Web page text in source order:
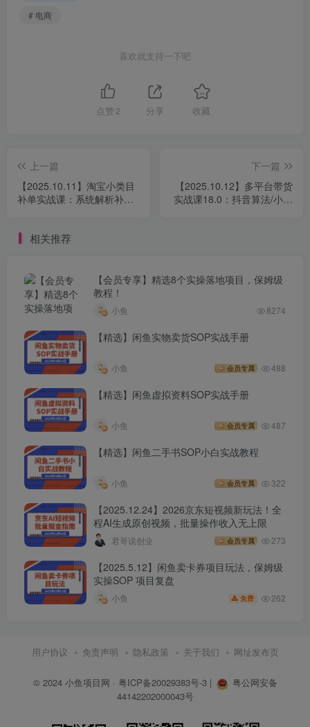
# 电商
喜欢就支持一下吧
点赞 2 分享 收藏
上一篇
【2025.10.11】淘宝小类目
补单实战课：系统解析补单
下一篇
【2025.10.12】多平台带货
实战课18.0：抖音算法/小红
相关推荐
【会员专享】精选8个实操落地项目，保姆级
教程！
小鱼 8274
【精选】闲鱼实物卖货SOP实战手册
小鱼 会员专属 488
【精选】闲鱼虚拟资料SOP实战手册
小鱼 会员专属 487
【精选】闲鱼二手书SOP小白实战教程
小鱼 会员专属 322
【2025.12.24】2026京东短视频新玩法！全
程AI生成原创视频，批量操作收入无上限
君哥说创业 会员专属 273
【2025.5.12】闲鱼卖卡券项目玩法，保姆级
实操SOP 项目复盘
小鱼 免费 262
用户协议 免责声明 隐私政策 关于我们 网址发布页
© 2024 小鱼项目网 · 粤ICP备20029383号-3|
粤公网安备
44142202000043号